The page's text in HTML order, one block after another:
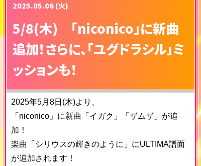
2025.05.06 (火)
5/8(木) 「niconico」に新曲
追加！さらに、「ユグドラシル」ミ
ッションも！
2025年5月8日(木)より、
「niconico」に新曲「イガク」「ザムザ」が追
加！
楽曲「シリウスの輝きのように」にULTIMA譜面
が追加されます！